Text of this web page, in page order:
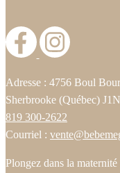
Adresse : 4756 Boul
Sherbrooke (Québec)
819 300-2622
Courriel :
Plongez dans la